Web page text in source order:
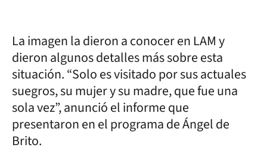
La imagen la dieron a conocer en LAM y
dieron algunos detalles más sobre esta
situación. “Solo es visitado por sus actuales
suegros, su mujer y su madre, que fue una
sola vez”, anunció el informe que
presentaron en el programa de Ángel de
Brito.